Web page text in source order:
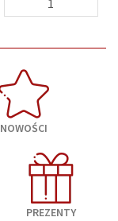
NOWOŚCI
PREZENTY